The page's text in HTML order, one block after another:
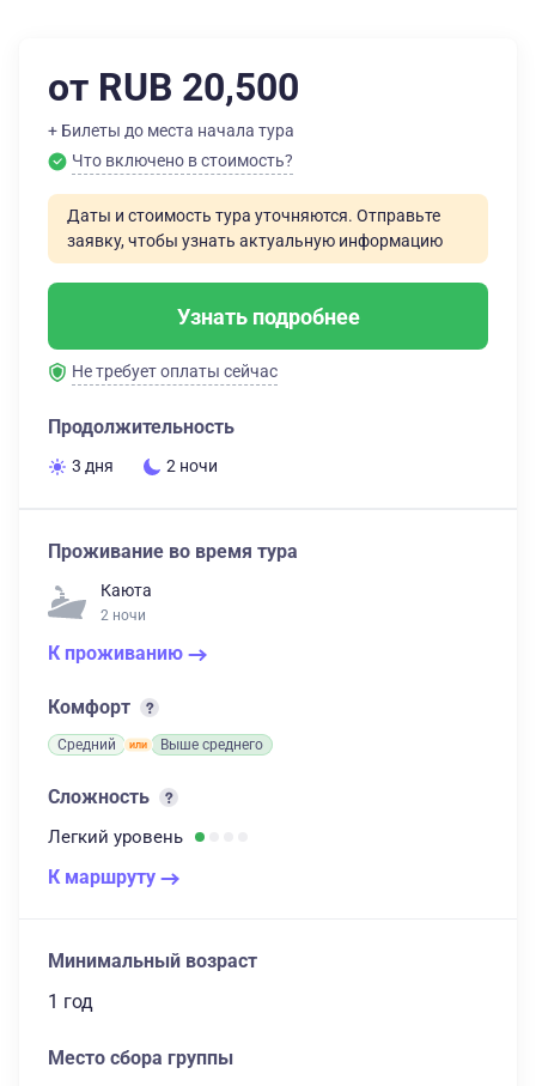
от RUB 20,500
+ Билеты до места начала тура
Что включено в стоимость?
Даты и стоимость тура уточняются. Отправьте
заявку, чтобы узнать актуальную информацию
Узнать подробнее
Не требует оплаты сейчас
Продолжительность
3 дня 2 ночи
Проживание во время тура
Каюта
2 ночи
К проживанию
Комфорт
Средний Выше среднего
Сложность
Легкий уровень
К маршруту
Минимальный возраст
1 год
Место сбора группы